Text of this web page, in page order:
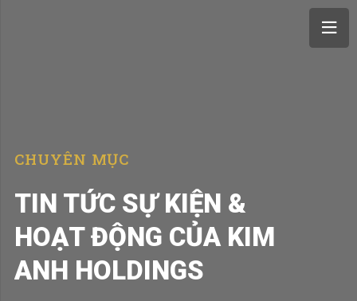
TIN TỨC SỰ KIỆN &
HOẠT ĐỘNG CỦA KIM
ANH HOLDINGS
CHUYÊN MỤC